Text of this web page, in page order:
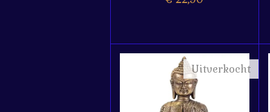
Uitverkocht